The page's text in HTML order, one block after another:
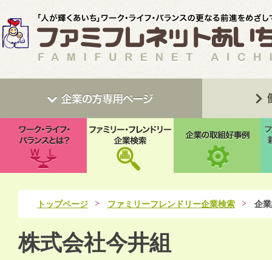
トップページ ファミリーフレンドリー企業検索 企
株式会社今井組